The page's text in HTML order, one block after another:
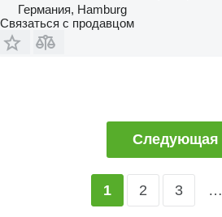
Германия, Hamburg
Связаться с продавцом
Следующая
1 2 3 …